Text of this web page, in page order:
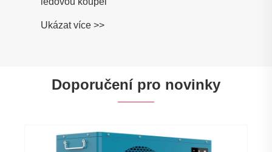
Ukázat více >>
Doporučení pro novinky